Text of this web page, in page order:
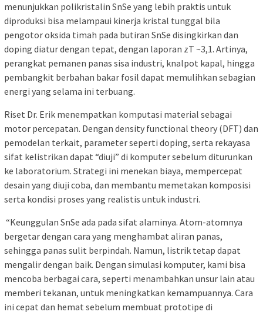
menunjukkan polikristalin SnSe yang lebih praktis untuk
diproduksi bisa melampaui kinerja kristal tunggal bila
pengotor oksida timah pada butiran SnSe disingkirkan dan
doping diatur dengan tepat, dengan laporan zT ~3,1. Artinya,
perangkat pemanen panas sisa industri, knalpot kapal, hingga
pembangkit berbahan bakar fosil dapat memulihkan sebagian
energi yang selama ini terbuang.
Riset Dr. Erik menempatkan komputasi material sebagai
motor percepatan. Dengan density functional theory (DFT) dan
pemodelan terkait, parameter seperti doping, serta rekayasa
sifat kelistrikan dapat “diuji” di komputer sebelum diturunkan
ke laboratorium. Strategi ini menekan biaya, mempercepat
desain yang diuji coba, dan membantu memetakan komposisi
serta kondisi proses yang realistis untuk industri.
“Keunggulan SnSe ada pada sifat alaminya. Atom-atomnya
bergetar dengan cara yang menghambat aliran panas,
sehingga panas sulit berpindah. Namun, listrik tetap dapat
mengalir dengan baik. Dengan simulasi komputer, kami bisa
mencoba berbagai cara, seperti menambahkan unsur lain atau
memberi tekanan, untuk meningkatkan kemampuannya. Cara
ini cepat dan hemat sebelum membuat prototipe di